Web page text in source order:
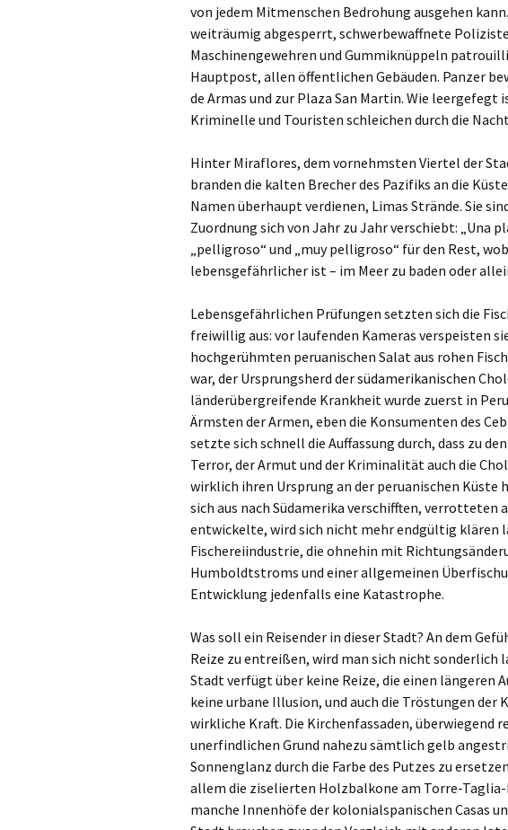
von jedem Mitmenschen Bedrohung ausgehen
weiträumig abgesperrt, schwerbewaffnete
Maschinengewehren und Gummiknüppeln
Hauptpost, allen öffentlichen Gebäuden. Panzer
de Armas und zur Plaza San Martin. Wie leergefegt
Kriminelle und Touristen schleichen durch die
Hinter Miraflores, dem vornehmsten Viertel der
branden die kalten Brecher des Pazifiks an die
Namen überhaupt verdienen, Limas Strände. Sie
Zuordnung sich von Jahr zu Jahr verschiebt: „Una
„pelligroso“ und „muy pelligroso“ für den Rest,
lebensgefährlicher ist – im Meer zu baden oder
Lebensgefährlichen Prüfungen setzten sich die
freiwillig aus: vor laufenden Kameras verspeisten
hochgerühmten peruanischen Salat aus rohen
war, der Ursprungsherd der südamerikanischen
länderübergreifende Krankheit wurde zuerst in
Ärmsten der Armen, eben die Konsumenten des
setzte sich schnell die Auffassung durch, dass zu
Terror, der Armut und der Kriminalität auch die
wirklich ihren Ursprung an der peruanischen Küste
sich aus nach Südamerika verschifften, verrotteten
entwickelte, wird sich nicht mehr endgültig klären
Fischereiindustrie, die ohnehin mit
Humboldtstroms und einer allgemeinen
Entwicklung jedenfalls eine Katastrophe.
Was soll ein Reisender in dieser Stadt? An dem
Reize zu entreißen, wird man sich nicht sonderlich
Stadt verfügt über keine Reize, die einen längeren
keine urbane Illusion, und auch die Tröstungen
wirkliche Kraft. Die Kirchenfassaden, überwiegend
unerfindlichen Grund nahezu sämtlich gelb
Sonnenglanz durch die Farbe des Putzes zu
allem die ziselierten Holzbalkone am Torre-
manche Innenhöfe der kolonialspanischen Casas